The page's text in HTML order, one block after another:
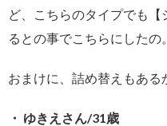
ど、こちらのタイプでも
るとの事でこちらにしたの
おまけに、詰め替えもある
・ ゆきえさん/31歳